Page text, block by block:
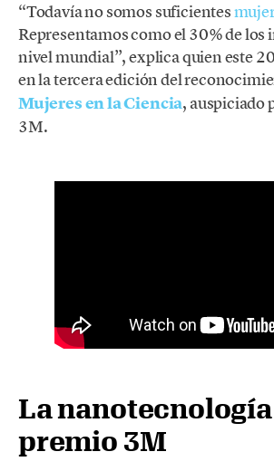
“Todavía no somos suficientes
Representamos como el 30% de los
nivel mundial”, explica quien este
en la tercera edición del
Mujeres en la Ciencia, auspiciado
3M.
La nanotecnología
premio 3M